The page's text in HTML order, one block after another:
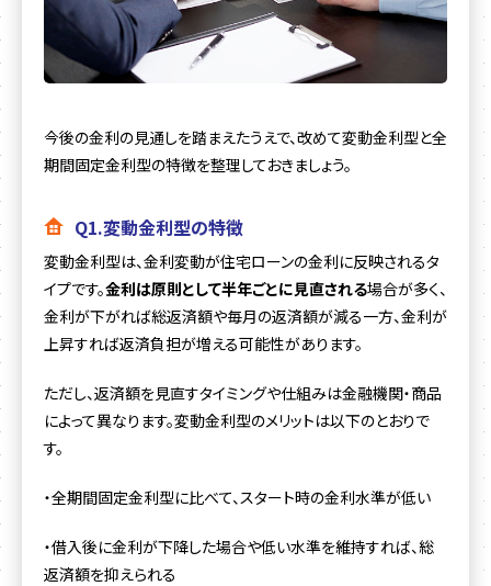
今後の金利の見通しを踏まえたうえで、改めて変動金利型と全
期間固定金利型の特徴を整理しておきましょう。
Q1.変動金利型の特徴
変動金利型は、金利変動が住宅ローンの金利に反映されるタ
イプです。金利は原則として半年ごとに見直される場合が多く、
金利が下がれば総返済額や毎月の返済額が減る一方、金利が
上昇すれば返済負担が増える可能性があります。
ただし、返済額を見直すタイミングや仕組みは金融機関・商品
によって異なります。変動金利型のメリットは以下のとおりで
す。
・全期間固定金利型に比べて、スタート時の金利水準が低い
・借入後に金利が下降した場合や低い水準を維持すれば、総
返済額を抑えられる